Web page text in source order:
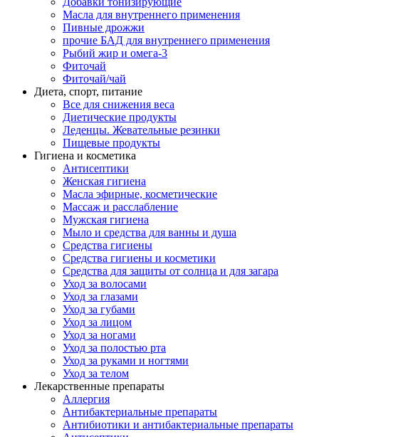
Масла для внутреннего применения
Пивные дрожжи
прочие БАД для внутреннего применения
Рыбий жир и омега-3
Фиточай
Фиточай/чай
Диета, спорт, питание
Все для снижения веса
Диетические продукты
Леденцы. Жевательные резинки
Пищевые продукты
Гигиена и косметика
Антисептики
Женская гигиена
Масла эфирные, косметические
Массаж и расслабление
Мужская гигиена
Мыло и средства для ванны и душа
Средства гигиены
Средства гигиены и косметики
Средства для защиты от солнца и для загара
Уход за волосами
Уход за глазами
Уход за губами
Уход за лицом
Уход за ногами
Уход за полостью рта
Уход за руками и ногтями
Уход за телом
Лекарственные препараты
Аллергия
Антибактериальные препараты
Антибиотики и антибактериальные препараты